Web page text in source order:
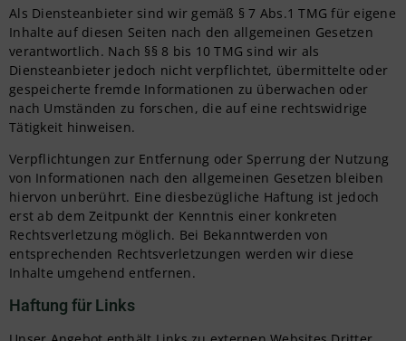
Als Diensteanbieter sind wir gemäß § 7 Abs.1 TMG für eigene
Inhalte auf diesen Seiten nach den allgemeinen Gesetzen
verantwortlich. Nach §§ 8 bis 10 TMG sind wir als
Diensteanbieter jedoch nicht verpflichtet, übermittelte oder
gespeicherte fremde Informationen zu überwachen oder
nach Umständen zu forschen, die auf eine rechtswidrige
Tätigkeit hinweisen.
Verpflichtungen zur Entfernung oder Sperrung der Nutzung
von Informationen nach den allgemeinen Gesetzen bleiben
hiervon unberührt. Eine diesbezügliche Haftung ist jedoch
erst ab dem Zeitpunkt der Kenntnis einer konkreten
Rechtsverletzung möglich. Bei Bekanntwerden von
entsprechenden Rechtsverletzungen werden wir diese
Inhalte umgehend entfernen.
Haftung für Links